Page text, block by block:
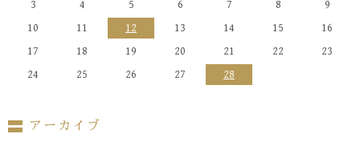
3
4 5 6 7 8
9
10
11 12 13 14 15
16
17
18 19 20 21 22
23
24
25 26 27 28
アーカイブ